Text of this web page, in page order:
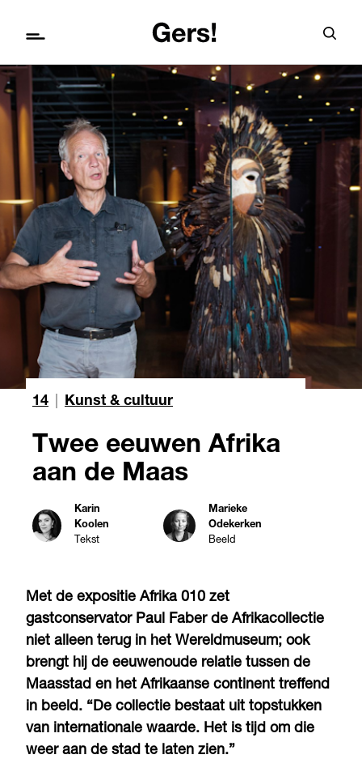
14 Kunst & cultuur
Twee eeuwen Afrika
aan de Maas
Karin
Koolen
Tekst
Marieke
Odekerken
Beeld
Met de expositie Afrika 010 zet
gastconservator Paul Faber de Afrikacollectie
niet alleen terug in het Wereldmuseum; ook
brengt hij de eeuwenoude relatie tussen de
Maasstad en het Afrikaanse continent treffend
in beeld. “De collectie bestaat uit topstukken
van internationale waarde. Het is tijd om die
weer aan de stad te laten zien.”